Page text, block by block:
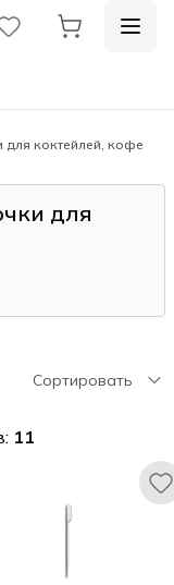
для коктейлей, кофе
для
Сортировать
11